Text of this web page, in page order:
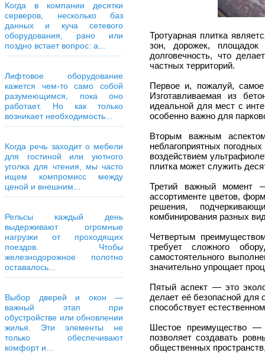
Когда в компании десятки
серверов, несколько баз
данных и куча сетевого
оборудования, рано или
поздно встает вопрос: а...
Лифтовое оборудование
кажется чем-то само собой
разумеющимся, пока оно
работает. Но как только
возникает необходимость...
Когда речь заходит о мебели
для гостиной или уютного
уголка для чтения, мы часто
ищем компромисс между
ценой и внешним...
Рельсы каждый день
выдерживают огромные
нагрузки от проходящих
поездов. Чтобы
железнодорожное полотно
оставалось...
Выбор дверей и окон —
важный этап при
обустройстве или обновлении
жилья. Эти элементы не
только обеспечивают
комфорт и...
Тротуарная плитка
зон, дорожек,
долговечность, что
частных территорий.
Первое и, пожалуй,
Изготавливаемая из
идеальной для мест с
особенно важно для
Вторым важным
неблагоприятных
воздействием
плитка может служить
Третий важный момент
ассортименте цветов,
решения,
комбинирования разных
Четвертым
требует сложного
самостоятельного
значительно упрощает
Пятый аспект — это
делает её безопасной для
способствует
Шестое преимущество —
позволяет создавать
общественных